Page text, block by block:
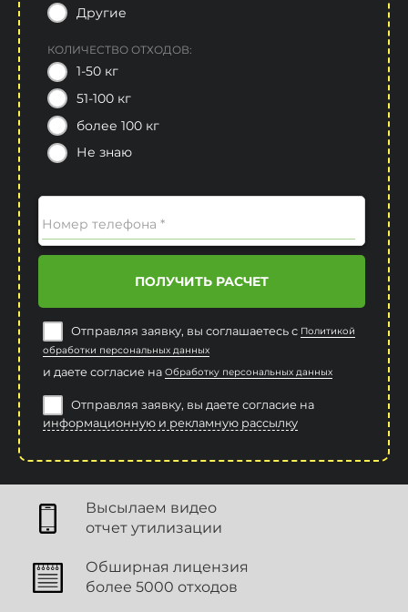
Другие
КОЛИЧЕСТВО ОТХОДОВ:
1-50 кг
51-100 кг
более 100 кг
Не знаю
Номер телефона *
ПОЛУЧИТЬ РАСЧЕТ
Отправляя заявку, вы соглашаетесь с Политикой
обработки персональных данных
и даете согласие на Обработку персональных данных
Отправляя заявку, вы даете согласие на
информационную и рекламную рассылку
Высылаем видео
отчет утилизации
Обширная лицензия
более 5000 отходов